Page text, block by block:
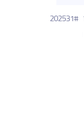
#202531